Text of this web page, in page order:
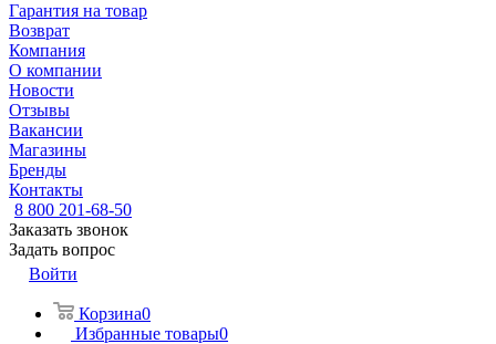
Гарантия на товар
Возврат
Компания
О компании
Новости
Отзывы
Вакансии
Магазины
Бренды
Контакты
8 800 201-68-50
Заказать звонок
Задать вопрос
Войти
Корзина0
Избранные товары0